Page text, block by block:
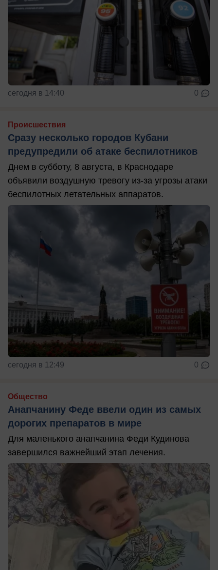
сегодня в 14:40 0
Происшествия
Сразу несколько городов Кубани
предупредили об атаке беспилотников
Днем в субботу, 8 августа, в Краснодаре
объявили воздушную тревогу из-за угрозы атаки
беспилотных летательных аппаратов.
сегодня в 12:49 0
Общество
Анапчанину Феде ввели один из самых
дорогих препаратов в мире
Для маленького анапчанина Феди Кудинова
завершился важнейший этап лечения.